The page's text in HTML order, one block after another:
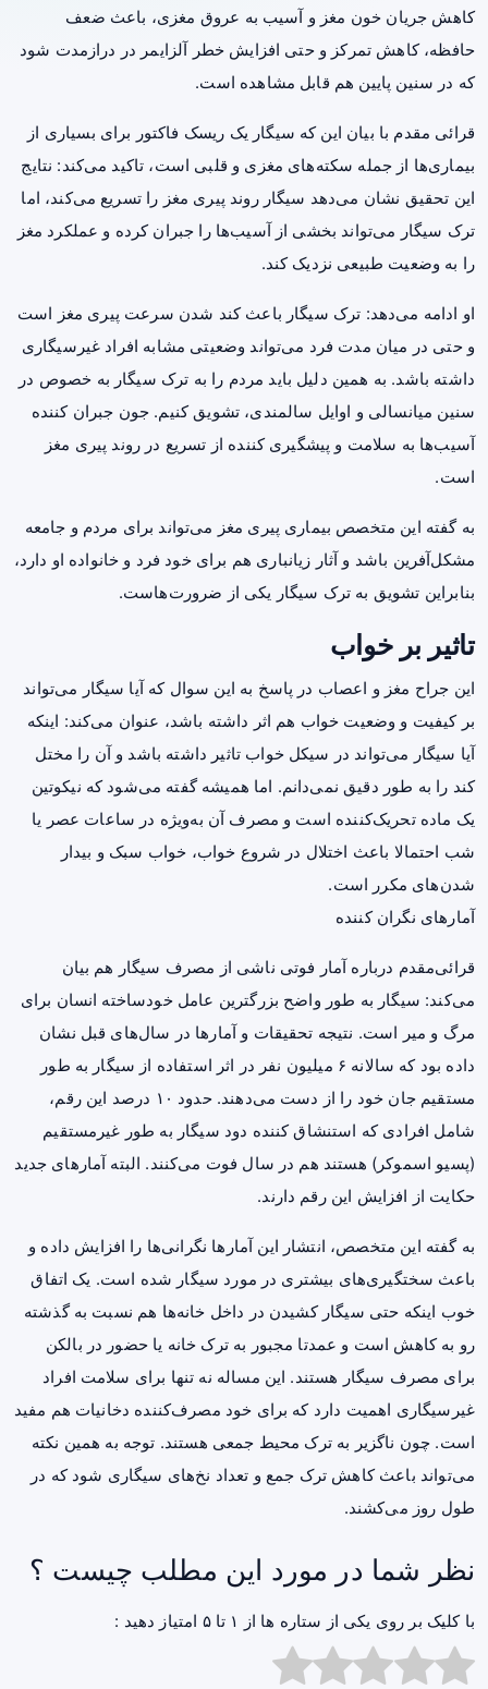
کاهش جریان خون مغز و آسیب به عروق مغزی، باعث ضعف
حافظه، کاهش تمرکز و حتی افزایش خطر آلزایمر در درازمدت شود
که در سنین پایین هم قابل مشاهده‌ است.
قرائی مقدم با بیان این که سیگار یک ریسک فاکتور برای بسیاری از
بیماری‌ها از جمله سکته‌های مغزی و قلبی است، تاکید می‌کند: نتایج
این تحقیق نشان می‌دهد سیگار روند پیری مغز را تسریع می‌کند، اما
ترک سیگار می‌تواند بخشی از آسیب‌ها را جبران کرده و عملکرد مغز
را به وضعیت طبیعی نزدیک کند.
او ادامه می‌دهد: ترک سیگار باعث کند شدن سرعت پیری مغز است
و حتی در میان مدت فرد می‌تواند وضعیتی مشابه افراد غیرسیگاری
داشته باشد. به همین دلیل باید مردم را به ترک سیگار به خصوص در
سنین میانسالی و اوایل سالمندی، تشویق کنیم. جون جبران کننده
آسیب‌ها به سلامت و پیشگیری کننده از تسریع در روند پیری مغز
است.
به گفته این متخصص بیماری پیری مغز می‌تواند برای مردم و جامعه
مشکل‌آفرین باشد و آثار زیانباری هم برای خود فرد و خانواده او دارد،
بنابراین تشویق به ترک سیگار یکی از ضرورت‌هاست.
تاثیر بر خواب
این جراح مغز و اعصاب در پاسخ به این سوال که آیا سیگار می‌تواند
بر کیفیت و وضعیت خواب هم اثر داشته باشد، عنوان می‌کند: اینکه
آیا سیگار می‌تواند در سیکل خواب تاثیر داشته باشد و آن را مختل
کند را به طور دقیق نمی‌دانم. اما همیشه گفته می‌شود که نیکوتین
یک ماده تحریک‌کننده است و مصرف آن به‌ویژه در ساعات عصر یا
شب احتمالا باعث اختلال در شروع خواب، خواب سبک و بیدار
شدن‌های مکرر است.
آمارهای نگران کننده
قرائی‌مقدم درباره آمار فوتی ناشی از مصرف سیگار هم بیان
می‌کند: سیگار به طور واضح بزرگترین عامل خودساخته انسان برای
مرگ و میر است. نتیجه تحقیقات و آمارها در سال‌های قبل نشان
داده بود که سالانه ۶ میلیون نفر در اثر استفاده از سیگار به طور
مستقیم جان خود را از دست می‌دهند. حدود ۱۰ درصد این رقم،
شامل افرادی که استنشاق کننده دود سیگار به طور غیرمستقیم
(پسیو اسموکر) هستند هم در سال فوت می‌کنند. البته آمارهای جدید
حکایت از افزایش این رقم دارند.
به گفته این متخصص، انتشار این آمارها نگرانی‌ها را افزایش داده و
باعث سختگیری‌های بیشتری در مورد سیگار شده است. یک اتفاق
خوب اینکه حتی سیگار کشیدن در داخل خانه‌ها هم نسبت به گذشته
رو به کاهش است و عمدتا مجبور به ترک خانه یا حضور در بالکن
برای مصرف سیگار هستند. این مساله نه تنها برای سلامت افراد
غیرسیگاری اهمیت دارد که برای خود مصرف‌کننده دخانیات هم مفید
است. چون ناگزیر به ترک محیط جمعی هستند. توجه به همین نکته
می‌تواند باعث کاهش ترک جمع و تعداد نخ‌های سیگاری شود که در
طول روز می‌کشند.
نظر شما در مورد این مطلب چیست ؟
با کلیک بر روی یکی از ستاره ها از ۱ تا ۵ امتیاز دهید :